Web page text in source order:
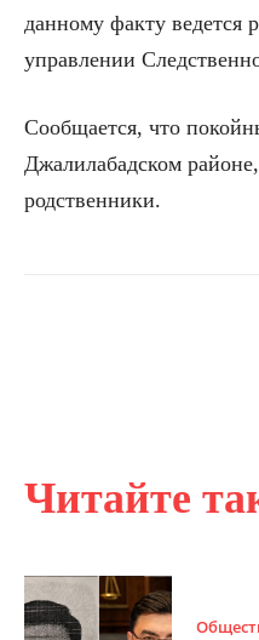
Читайте
данному факту ведется
управлении
Сообщается, что
Джалилабадском
родственники.